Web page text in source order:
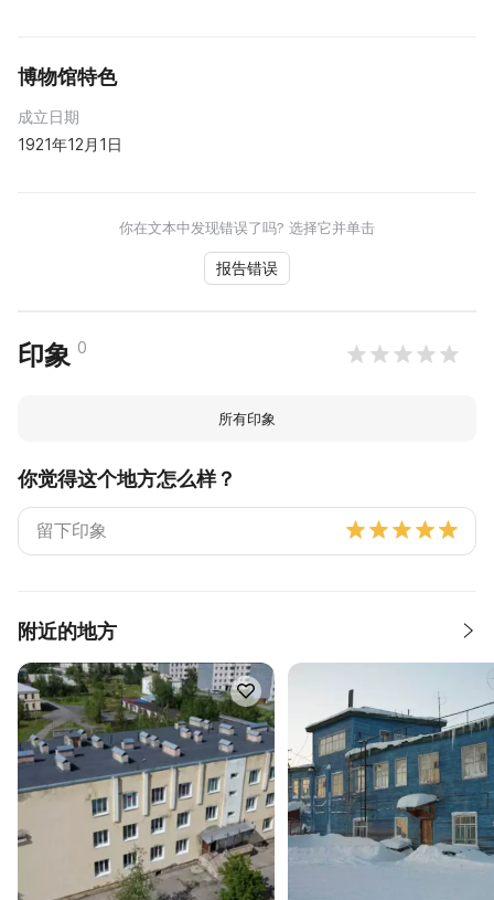
博物馆特色
成立日期
1921年12月1日
你在文本中发现错误了吗? 选择它并单击
报告错误
印象 0
所有印象
你觉得这个地方怎么样？
附近的地方